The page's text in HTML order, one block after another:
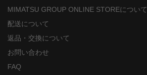
MIMATSU GROUP ONLINE STOREについて
配送について
返品・交換について
お問い合わせ
FAQ